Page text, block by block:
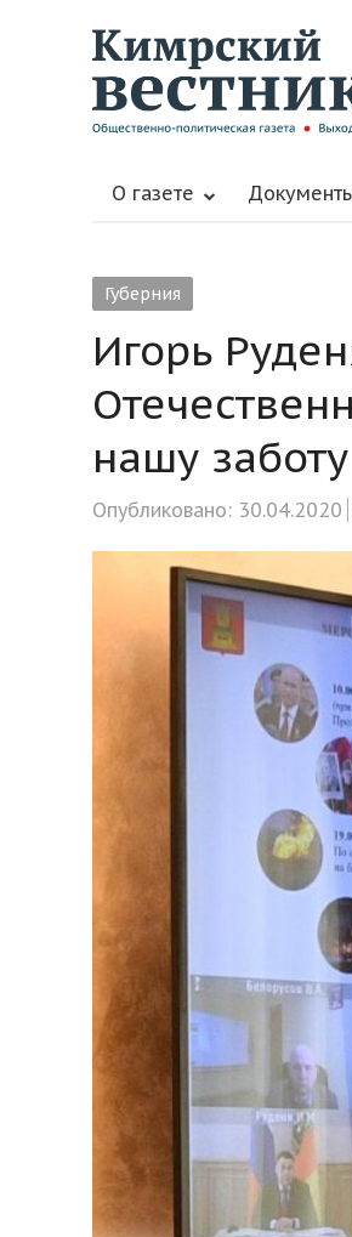
О газете
Губерния
Игорь
нашу
Опубликовано: 30.04.2020